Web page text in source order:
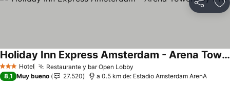
Compartir
3 Estrellas
Hotel Restaurante y bar Open Lobby
Holiday Inn Express Amsterdam - Arena Towers by IHG
8,1 Muy bueno 27.520 a 0.5 km de: Estadio Amsterdam ArenA